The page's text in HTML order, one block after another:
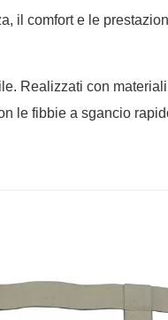
il comfort e le
Realizzati con
le fibbie a sgancio